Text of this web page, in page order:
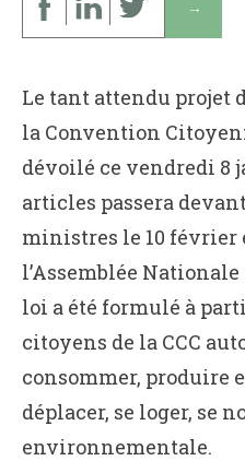
↓
Le tant attendu projet
la Convention
dévoilé ce vendredi 8
articles passera
ministres le 10 février
l’Assemblée
loi a été formulé à
citoyens de la CCC
consommer, produire
déplacer, se loger, se
environnementale.